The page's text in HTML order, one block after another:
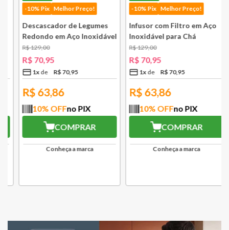
-10% Pix
Melhor Preço!
Descascador de Legumes
Redondo em Aço Inoxidável
131 mm Bsf
129,00
R$70,95
1x R$ 70,95
R$63,86
10% OFFno PIX
COMPRAR
Conheça a marca
-10% Pix
Melhor Preço!
Infusor com Filtro em Aço
Inoxidável para Chá
Lausanne Bsf
129,00
R$70,95
1x R$ 70,95
R$63,86
10% OFFno PIX
COMPRAR
Conheça a marca